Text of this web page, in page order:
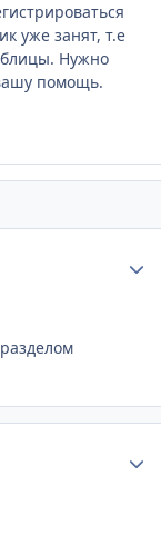
уже занят, т.е
Нужно
помощь.